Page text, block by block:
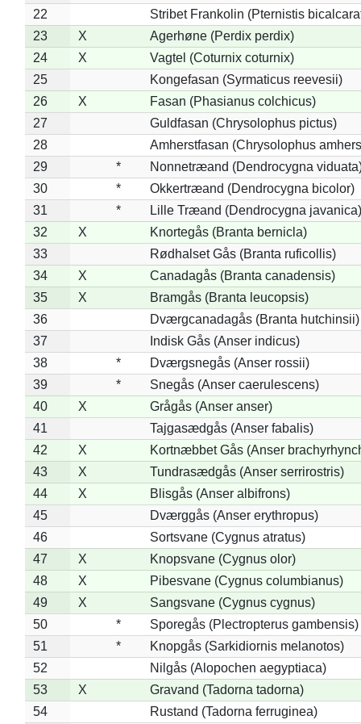
22
Stribet Frankolin (Pternistis
23
X
Agerhøne (Perdix perdix)
24
X
Vagtel (Coturnix coturnix)
25
Kongefasan (Syrmaticus reevesii)
26
X
Fasan (Phasianus colchicus)
27
Guldfasan (Chrysolophus pictus)
28
Amherstfasan (Chrysolophus
29
*
Nonnetræand (Dendrocygna
30
*
Okkertræand (Dendrocygna bicolor)
31
*
Lille Træand (Dendrocygna javanica)
32
X
Knortegås (Branta bernicla)
33
Rødhalset Gås (Branta ruficollis)
34
X
Canadagås (Branta canadensis)
35
X
Bramgås (Branta leucopsis)
36
Dværgcanadagås (Branta hutchinsii)
37
Indisk Gås (Anser indicus)
38
*
Dværgsnegås (Anser rossii)
39
*
Snegås (Anser caerulescens)
40
X
Grågås (Anser anser)
41
Tajgasædgås (Anser fabalis)
42
X
Kortnæbbet Gås (Anser
43
X
Tundrasædgås (Anser serrirostris)
44
X
Blisgås (Anser albifrons)
45
Dværggås (Anser erythropus)
46
Sortsvane (Cygnus atratus)
47
X
Knopsvane (Cygnus olor)
48
X
Pibesvane (Cygnus columbianus)
49
X
Sangsvane (Cygnus cygnus)
50
*
Sporegås (Plectropterus gambensis)
51
*
Knopgås (Sarkidiornis melanotos)
52
Nilgås (Alopochen aegyptiaca)
53
X
Gravand (Tadorna tadorna)
54
Rustand (Tadorna ferruginea)